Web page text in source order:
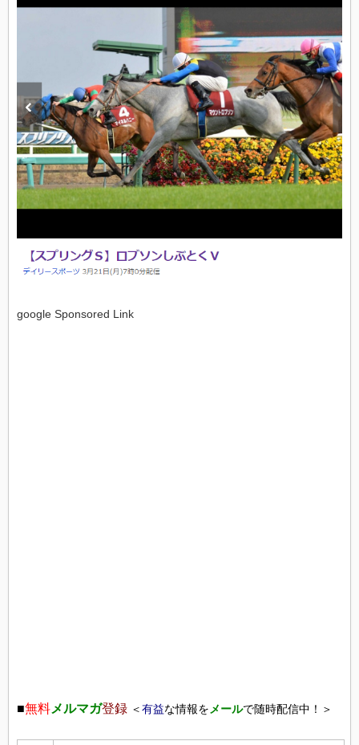
google Sponsored Link
■無料メルマガ登録 ＜有益な情報を メールで随時配信中！＞